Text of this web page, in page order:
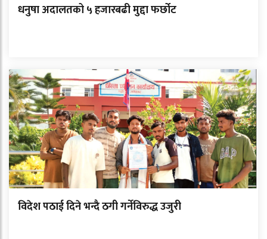
धनुषा अदालतको ५ हजारबढी मुद्दा फर्छोट
विदेश पठाई दिने भन्दै ठगी गर्नेविरुद्ध उजुरी